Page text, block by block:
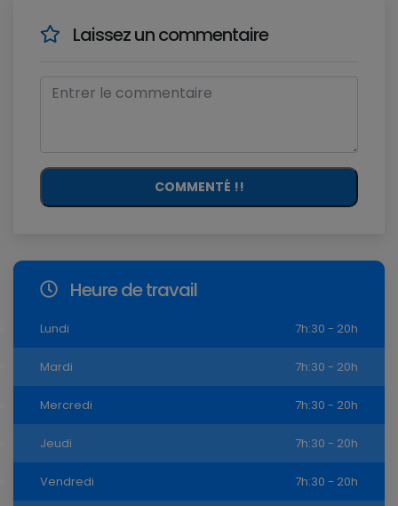
Laissez un commentaire
COMMENTÉ !!
Heure de travail
Lundi 7h:30 - 20h
Mardi 7h:30 - 20h
Mercredi 7h:30 - 20h
Jeudi 7h:30 - 20h
Vendredi 7h:30 - 20h